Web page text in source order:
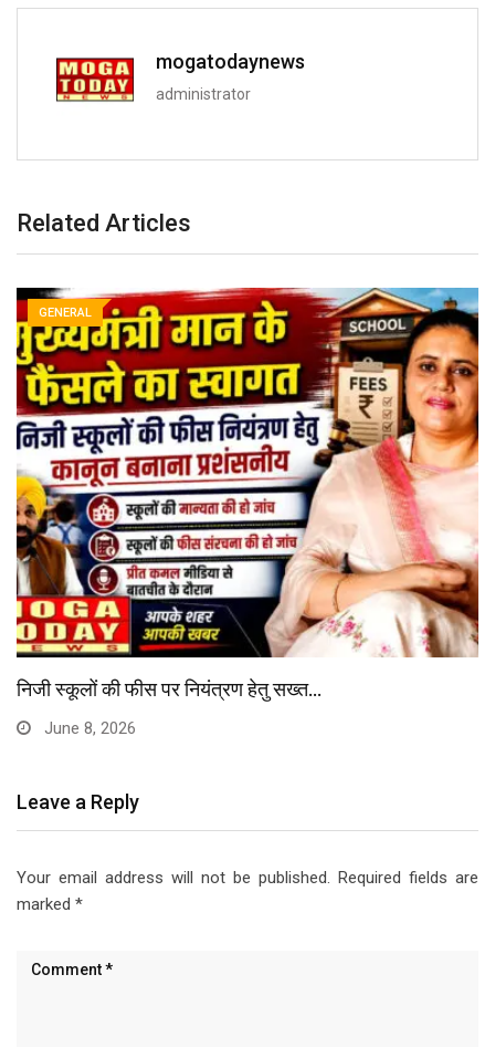
mogatodaynews
administrator
Related Articles
GENERAL
निजी स्कूलों की फीस पर नियंत्रण हेतु सख्त…
June 8, 2026
Leave a Reply
Your email address will not be published. Required fields are
marked *